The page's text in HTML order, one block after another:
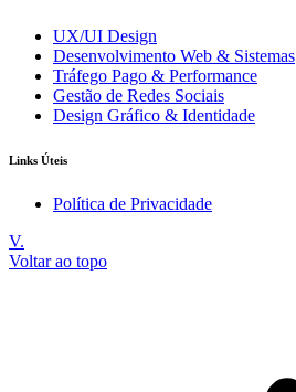
UX/UI Design
Desenvolvimento Web & Sistemas
Tráfego Pago & Performance
Gestão de Redes Sociais
Design Gráfico & Identidade
Links Úteis
Política de Privacidade
V.
Voltar ao topo